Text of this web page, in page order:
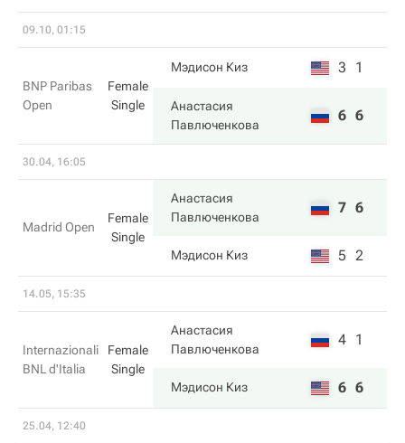
09.10, 01:15
BNP Paribas
Open
Female
Single
Мэдисон Киз 3 1
Анастасия
Павлюченкова
6 6
30.04, 16:05
Madrid Open
Female
Single
Анастасия
Павлюченкова
7 6
Мэдисон Киз 5 2
14.05, 15:35
Internazionali
BNL d'Italia
Female
Single
Анастасия
Павлюченкова
4 1
Мэдисон Киз 6 6
25.04, 12:40